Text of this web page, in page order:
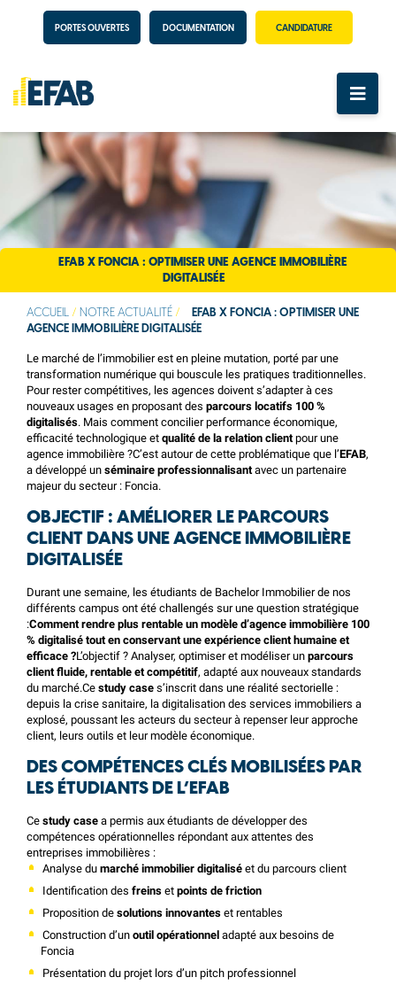
PORTES OUVERTES DOCUMENTATION CANDIDATURE
EFAB X FONCIA : OPTIMISER UNE AGENCE IMMOBILIÈRE
DIGITALISÉE
ACCUEIL / NOTRE ACTUALITÉ /
EFAB X FONCIA : OPTIMISER UNE
AGENCE IMMOBILIÈRE DIGITALISÉE
Le marché de l’immobilier est en pleine mutation, porté par une
transformation numérique qui bouscule les pratiques traditionnelles.
Pour rester compétitives, les agences doivent s’adapter à ces
nouveaux usages en proposant des parcours locatifs 100 %
digitalisés. Mais comment concilier performance économique,
efficacité technologique et qualité de la relation clientpour une
agence immobilière ?C’est autour de cette problématique que l’EFAB,
a développé un séminaire professionnalisantavec un partenaire
majeur du secteur : Foncia.
OBJECTIF : AMÉLIORER LE PARCOURS
CLIENT DANS UNE AGENCE IMMOBILIÈRE
DIGITALISÉE
Durant une semaine, les étudiants de Bachelor Immobilierde nos
différents campus ont été challengés sur une question stratégique
:Comment rendre plus rentable un modèle d’agence immobilière 100
% digitalisé tout en conservant une expérience client humaine et
efficace ?L’objectif ? Analyser, optimiser et modéliser un parcours
client fluide, rentable et compétitif, adapté aux nouveaux standards
du marché.Ce study case s’inscrit dans une réalité sectorielle :
depuis la crise sanitaire, la digitalisation des services immobiliers a
explosé, poussant les acteurs du secteur à repenser leur approche
client, leurs outils et leur modèle économique.
DES COMPÉTENCES CLÉS MOBILISÉES PAR
LES ÉTUDIANTS DE L’EFAB
Ce study case a permis aux étudiants de développer des
compétences opérationnelles répondant aux attentes des
entreprises immobilières :
Analyse du marché immobilier digitalisé et du parcours client
Identification des freins et points de friction
Proposition de solutions innovantes et rentables
Construction d’un outil opérationnel adapté aux besoins de
Foncia
Présentation du projet lors d’un pitch professionnel